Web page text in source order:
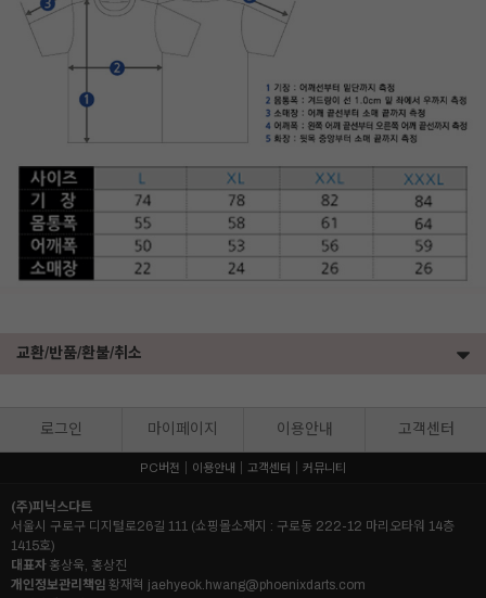
교환/반품/환불/취소
로그인 마이페이지 이용안내 고객센터
PC버전 이용안내 고객센터 커뮤니티
(주)피닉스다트
서울시 구로구 디지털로26길 111 (쇼핑몰소재지 : 구로동 222-12 마리오타워 14층
1415호)
대표자 홍상욱, 홍상진
개인정보관리책임 황재혁 jaehyeok.hwang@phoenixdarts.com